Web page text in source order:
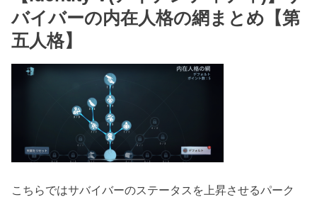
バイバーの内在人格の網まとめ【第
五人格】
こちらではサバイバーのステータスを上昇させるパーク